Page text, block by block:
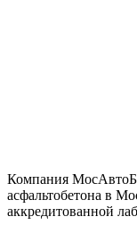
Компания
асфальтобетона в
аккредитованной